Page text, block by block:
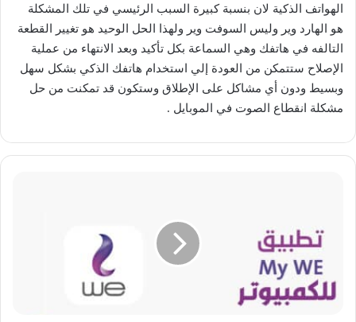
الهواتف الذكية لان بنسبة كبيرة السبب الرئيسي في تلك المشكلة
هو الهارد وير وليس السوفت وير ولهذا الحل الوحيد هو تغيير القطعة
التالفه في هاتفك وهي السماعة بكل تأكيد وبعد الانتهاء من عملية
الإصلاح ستتمكن من العودة إلي استخدام هاتفك الذكي بشكل سهل
وبسيط ودون أي مشاكل على الإطلاق وستكون قد تمكنت من حل
مشكلة انقطاع الصوت في الموبايل .
للكمبيوتر
2023
الإصدار
الجديد